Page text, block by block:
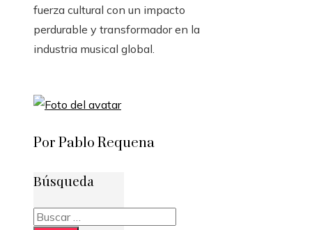
fuerza cultural con un impacto
perdurable y transformador en la
industria musical global.
Por Pablo Requena
Búsqueda
Buscar: